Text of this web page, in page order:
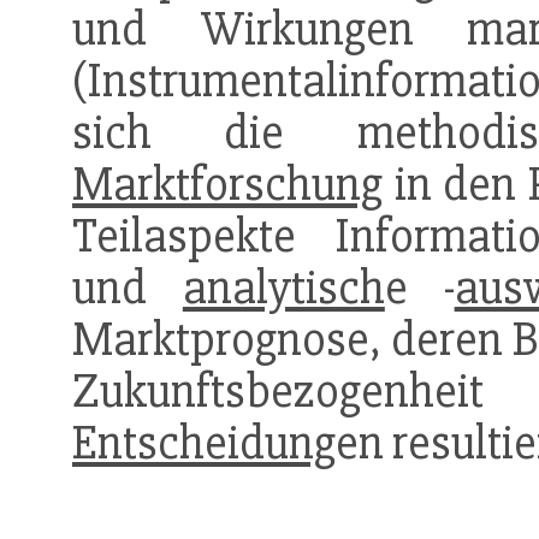
und Wirkungen
sich die
Marktforschung in den
Teilaspekte
und analytische -
Marktprognose, deren
Entscheidungen